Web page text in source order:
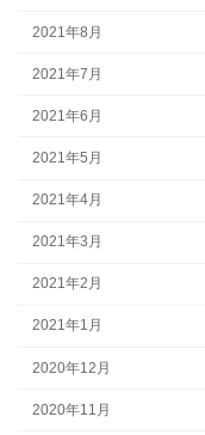
2021年8月
2021年7月
2021年6月
2021年5月
2021年4月
2021年3月
2021年2月
2021年1月
2020年12月
2020年11月